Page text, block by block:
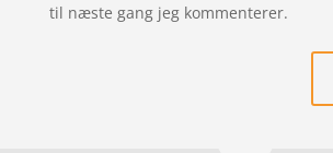
til næste gang jeg kommenterer.